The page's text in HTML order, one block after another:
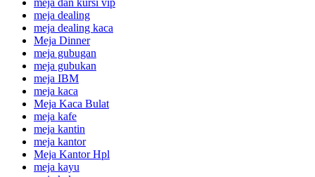
meja dan kursi vip
meja dealing
meja dealing kaca
Meja Dinner
meja gubugan
meja gubukan
meja IBM
meja kaca
Meja Kaca Bulat
meja kafe
meja kantin
meja kantor
Meja Kantor Hpl
meja kayu